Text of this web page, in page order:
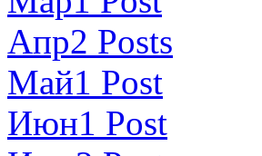
Апр2 Posts
Май1 Post
Июн1 Post